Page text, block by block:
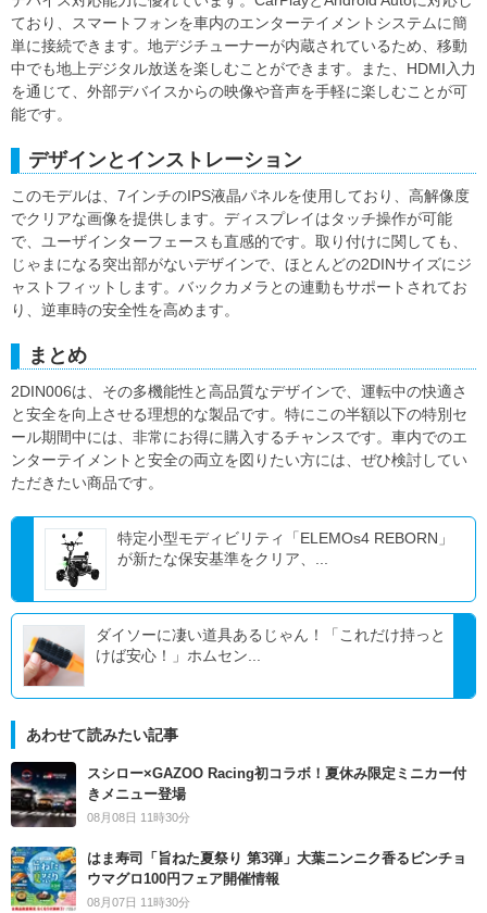
ており、スマートフォンを車内のエンターテイメントシステムに簡
単に接続できます。地デジチューナーが内蔵されているため、移動
中でも地上デジタル放送を楽しむことができます。また、HDMI入力
を通じて、外部デバイスからの映像や音声を手軽に楽しむことが可
能です。
デザインとインストレーション
このモデルは、7インチのIPS液晶パネルを使用しており、高解像度
でクリアな画像を提供します。ディスプレイはタッチ操作が可能
で、ユーザインターフェースも直感的です。取り付けに関しても、
じゃまになる突出部がないデザインで、ほとんどの2DINサイズにジ
ャストフィットします。バックカメラとの連動もサポートされてお
り、逆車時の安全性を高めます。
まとめ
2DIN006は、その多機能性と高品質なデザインで、運転中の快適さ
と安全を向上させる理想的な製品です。特にこの半額以下の特別セ
ール期間中には、非常にお得に購入するチャンスです。車内でのエ
ンターテイメントと安全の両立を図りたい方には、ぜひ検討してい
ただきたい商品です。
特定小型モディビリティ「ELEMOs4 REBORN」
が新たな保安基準をクリア、...
ダイソーに凄い道具あるじゃん！「これだけ持っと
けば安心！」ホムセン...
あわせて読みたい記事
スシロー×GAZOO Racing初コラボ！夏休み限定ミニカー付
きメニュー登場
08月08日 11時30分
はま寿司「旨ねた夏祭り 第3弾」大葉ニンニク香るビンチョ
ウマグロ100円フェア開催情報
08月07日 11時30分